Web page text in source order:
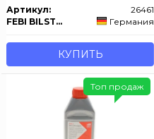
Артикул:
26461
FEBI BILSTEIN
Германия
КУПИТЬ
Топ продаж